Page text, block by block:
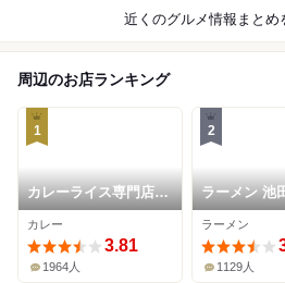
近くのグルメ情報まとめ
周辺のお店ランキング
1
カレーライス専門店
ブラザー
カレー
3.81
1964人
2
ラーメン 池
馬場店
ラーメン
1129人